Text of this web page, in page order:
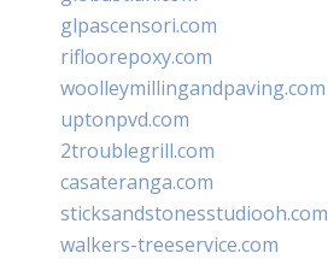
glpascensori.com
rifloorepoxy.com
woolleymillingandpaving.com
uptonpvd.com
2troublegrill.com
casateranga.com
sticksandstonesstudiooh.com
walkers-treeservice.com